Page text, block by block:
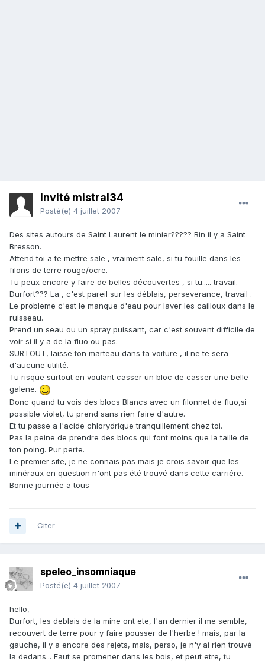
Invité mistral34
Posté(e) 4 juillet 2007
Des sites autours de Saint Laurent le minier????? Bin il y a Saint
Bresson.
Attend toi a te mettre sale , vraiment sale, si tu fouille dans les
filons de terre rouge/ocre.
Tu peux encore y faire de belles découvertes , si tu..... travail.
Durfort??? La , c'est pareil sur les déblais, perseverance, travail .
Le probleme c'est le manque d'eau pour laver les cailloux dans le
ruisseau.
Prend un seau ou un spray puissant, car c'est souvent difficile de
voir si il y a de la fluo ou pas.
SURTOUT, laisse ton marteau dans ta voiture , il ne te sera
d'aucune utilité.
Tu risque surtout en voulant casser un bloc de casser une belle
galene.
Donc quand tu vois des blocs Blancs avec un filonnet de fluo,si
possible violet, tu prend sans rien faire d'autre.
Et tu passe a l'acide chlorydrique tranquillement chez toi.
Pas la peine de prendre des blocs qui font moins que la taille de
ton poing. Pur perte.
Le premier site, je ne connais pas mais je crois savoir que les
minéraux en question n'ont pas été trouvé dans cette carriére.
Bonne journée a tous
Citer
speleo_insomniaque
Posté(e) 4 juillet 2007
hello,
Durfort, les deblais de la mine ont ete, l'an dernier il me semble,
recouvert de terre pour y faire pousser de l'herbe ! mais, par la
gauche, il y a encore des rejets, mais, perso, je n'y ai rien trouvé
la dedans... Faut se promener dans les bois, et peut etre, tu